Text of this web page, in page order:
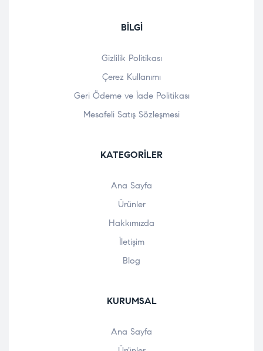
BILGI
Gizlilik Politikası
Çerez Kullanımı
Geri Ödeme ve İade Politikası
Mesafeli Satış Sözleşmesi
KATEGORILER
Ana Sayfa
Ürünler
Hakkımızda
İletişim
Blog
KURUMSAL
Ana Sayfa